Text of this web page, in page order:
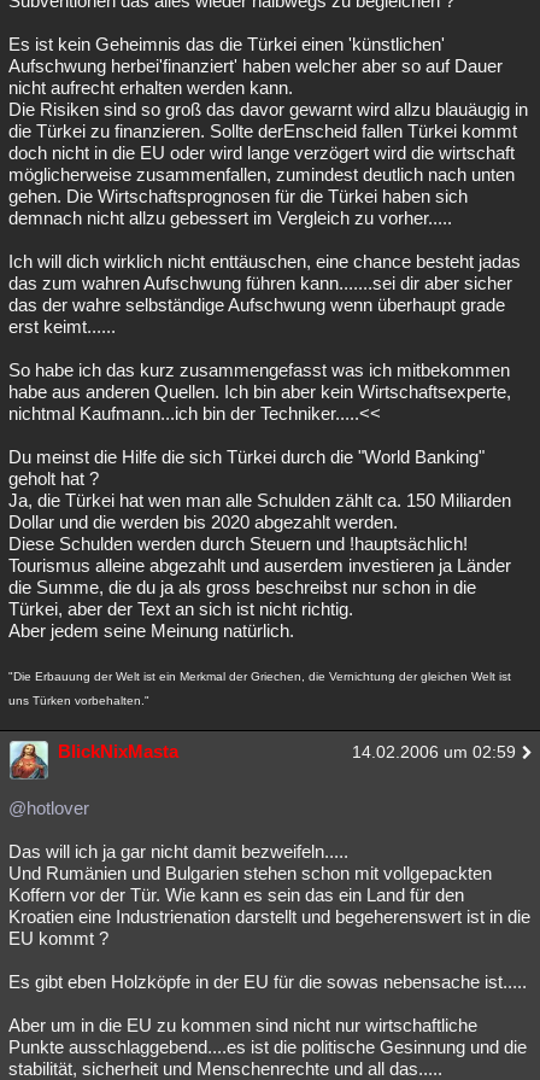
Es ist kein Geheimnis das die Türkei einen 'künstlichen'
Aufschwung herbei'finanziert' haben welcher aber so auf Dauer
nicht aufrecht erhalten werden kann.
Die Risiken sind so groß das davor gewarnt wird allzu blauäugig in
die Türkei zu finanzieren. Sollte derEnscheid fallen Türkei kommt
doch nicht in die EU oder wird lange verzögert wird die wirtschaft
möglicherweise zusammenfallen, zumindest deutlich nach unten
gehen. Die Wirtschaftsprognosen für die Türkei haben sich
demnach nicht allzu gebessert im Vergleich zu vorher.....
Ich will dich wirklich nicht enttäuschen, eine chance besteht jadas
das zum wahren Aufschwung führen kann.......sei dir aber sicher
das der wahre selbständige Aufschwung wenn überhaupt grade
erst keimt......
So habe ich das kurz zusammengefasst was ich mitbekommen
habe aus anderen Quellen. Ich bin aber kein Wirtschaftsexperte,
nichtmal Kaufmann...ich bin der Techniker.....<<
Du meinst die Hilfe die sich Türkei durch die "World Banking"
geholt hat ?
Ja, die Türkei hat wen man alle Schulden zählt ca. 150 Miliarden
Dollar und die werden bis 2020 abgezahlt werden.
Diese Schulden werden durch Steuern und !hauptsächlich!
Tourismus alleine abgezahlt und auserdem investieren ja Länder
die Summe, die du ja als gross beschreibst nur schon in die
Türkei, aber der Text an sich ist nicht richtig.
Aber jedem seine Meinung natürlich.
"Die Erbauung der Welt ist ein Merkmal der Griechen, die Vernichtung der gleichen Welt ist
uns Türken vorbehalten."
BlickNixMasta 14.02.2006 um 02:59
@hotlover
Das will ich ja gar nicht damit bezweifeln.....
Und Rumänien und Bulgarien stehen schon mit vollgepackten
Koffern vor der Tür. Wie kann es sein das ein Land für den
Kroatien eine Industrienation darstellt und begeherenswert ist in die
EU kommt ?
Es gibt eben Holzköpfe in der EU für die sowas nebensache ist.....
Aber um in die EU zu kommen sind nicht nur wirtschaftliche
Punkte ausschlaggebend....es ist die politische Gesinnung und die
stabilität, sicherheit und Menschenrechte und all das.....